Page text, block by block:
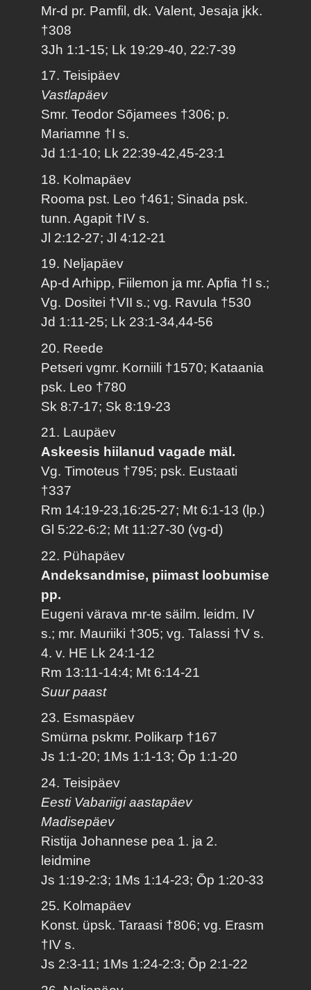
Mr-d pr. Pamfil, dk. Valent, Jesaja jkk.
†308
3Jh 1:1-15; Lk 19:29-40, 22:7-39
17. Teisipäev
Vastlapäev
Smr. Teodor Sõjamees †306; p.
Mariamne †I s.
Jd 1:1-10; Lk 22:39-42,45-23:1
18. Kolmapäev
Rooma pst. Leo †461; Sinada psk.
tunn. Agapit †IV s.
Jl 2:12-27; Jl 4:12-21
19. Neljapäev
Ap-d Arhipp, Fiilemon ja mr. Apfia †I s.;
Vg. Dositei †VII s.; vg. Ravula †530
Jd 1:11-25; Lk 23:1-34,44-56
20. Reede
Petseri vgmr. Korniili †1570; Kataania
psk. Leo †780
Sk 8:7-17; Sk 8:19-23
21. Laupäev
Askeesis hiilanud vagade mäl.
Vg. Timoteus †795; psk. Eustaati
†337
Rm 14:19-23,16:25-27; Mt 6:1-13 (lp.)
Gl 5:22-6:2; Mt 11:27-30 (vg-d)
22. Pühapäev
Andeksandmise, piimast loobumise
pp.
Eugeni värava mr-te säilm. leidm. IV
s.; mr. Mauriiki †305; vg. Talassi †V s.
4. v. HE Lk 24:1-12
Rm 13:11-14:4; Mt 6:14-21
Suur paast
23. Esmaspäev
Smürna pskmr. Polikarp †167
Js 1:1-20; 1Ms 1:1-13; Õp 1:1-20
24. Teisipäev
Eesti Vabariigi aastapäev
Madisepäev
Ristija Johannese pea 1. ja 2.
leidmine
Js 1:19-2:3; 1Ms 1:14-23; Õp 1:20-33
25. Kolmapäev
Konst. üpsk. Taraasi †806; vg. Erasm
†IV s.
Js 2:3-11; 1Ms 1:24-2:3; Õp 2:1-22